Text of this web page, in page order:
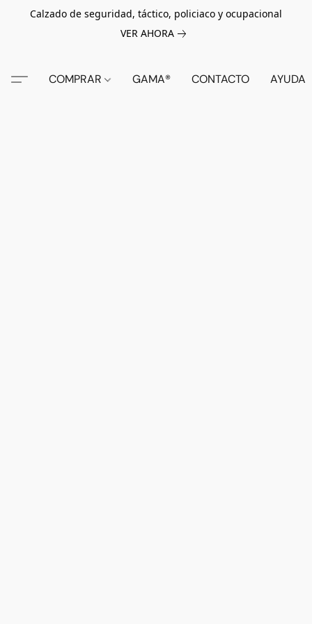
Calzado de seguridad, táctico, policiaco y ocupacional
VER AHORA
COMPRAR GAMA® CONTACTO AYUDA